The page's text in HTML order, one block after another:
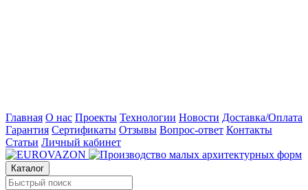
Главная О нас Проекты Технологии Новости Доставка/Оплата
Гарантия Сертификаты Отзывы Вопрос-ответ Контакты
Статьи Личный кабинет
Каталог